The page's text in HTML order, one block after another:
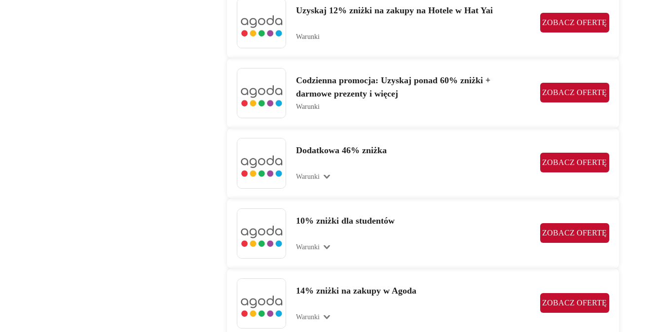
Uzyskaj 12% zniżki na zakupy na Hotele w Hat Yai
ZOBACZ OFERTĘ
Warunki
Codzienna promocja: Uzyskaj ponad 60% zniżki +
darmowe prezenty i więcej
ZOBACZ OFERTĘ
Warunki
Dodatkowa 46% zniżka
ZOBACZ OFERTĘ
Warunki
10% zniżki dla studentów
ZOBACZ OFERTĘ
Warunki
14% zniżki na zakupy w Agoda
ZOBACZ OFERTĘ
Warunki